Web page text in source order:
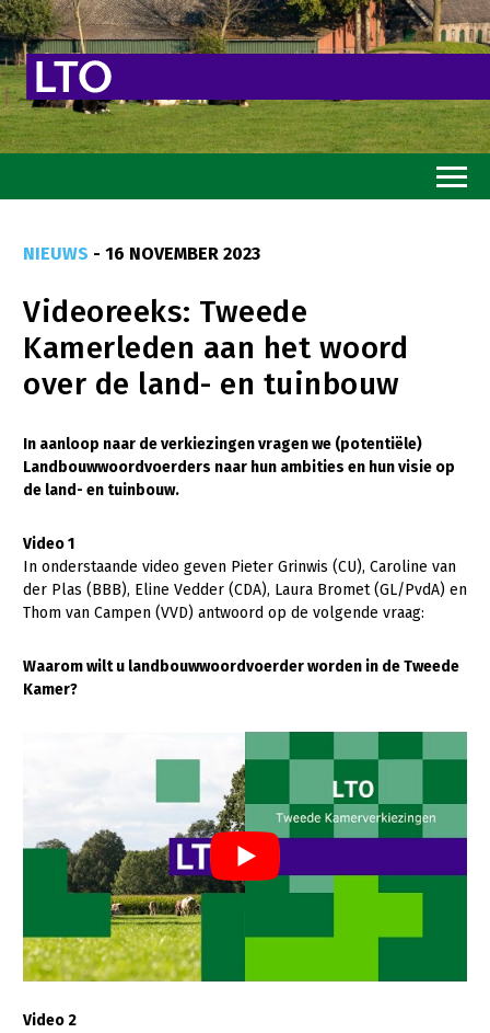
Goed eten
Mooi groen
Sterk ondernemerschap
Transitiepaden
Thema’s
Gezonde dieren
Natuur, klimaat en energie
Platteland en omgeving
Internationaal
Dier
Biologische Landbouw
Geitenhouderij
Kalverhouderij
Konijnenhouderij
NIEUWS - 16 NOVEMBER 2023
Videoreeks: Tweede
Kamerleden aan het woord
over de land- en tuinbouw
In aanloop naar de verkiezingen vragen we (potentiële)
Landbouwwoordvoerders naar hun ambities en hun visie op
de land- en tuinbouw.
Video 1
In onderstaande video geven Pieter Grinwis (CU), Caroline van
der Plas (BBB), Eline Vedder (CDA), Laura Bromet (GL/PvdA) en
Thom van Campen (VVD) antwoord op de volgende vraag:
Waarom wilt u landbouwwoordvoerder worden in de Tweede
Kamer?
Video 2